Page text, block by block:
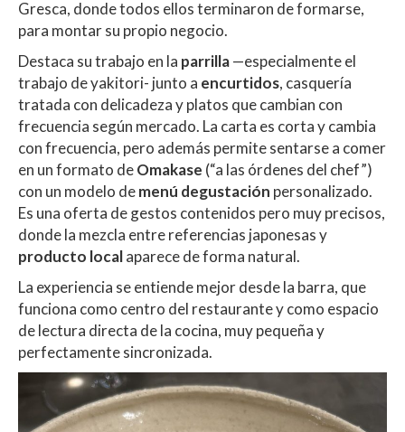
Gresca, donde todos ellos terminaron de formarse,
para montar su propio negocio.
Destaca su trabajo en la parrilla—especialmente el
trabajo de yakitori- junto a encurtidos, casquería
tratada con delicadeza y platos que cambian con
frecuencia según mercado. La carta es corta y cambia
con frecuencia, pero además permite sentarse a comer
en un formato deOmakase (“a las órdenes del chef”)
con un modelo demenú degustación personalizado.
Es una oferta de gestos contenidos pero muy precisos,
donde la mezcla entre referencias japonesas y
producto localaparece de forma natural.
La experiencia se entiende mejor desde la barra, que
funciona como centro del restaurante y como espacio
de lectura directa de la cocina, muy pequeña y
perfectamente sincronizada.